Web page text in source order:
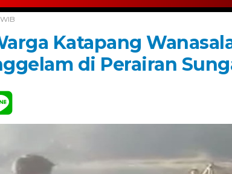
Katapang
di Perairan